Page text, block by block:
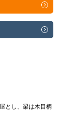
とし、梁は木目柄